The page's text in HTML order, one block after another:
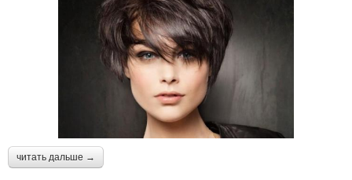
читать дальше →